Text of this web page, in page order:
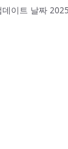
데이트 날짜